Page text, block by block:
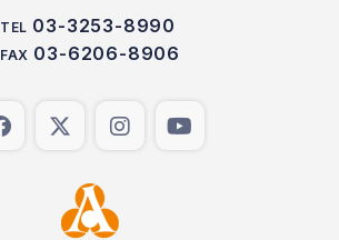
TEL 03-3253-8990
FAX 03-6206-8906